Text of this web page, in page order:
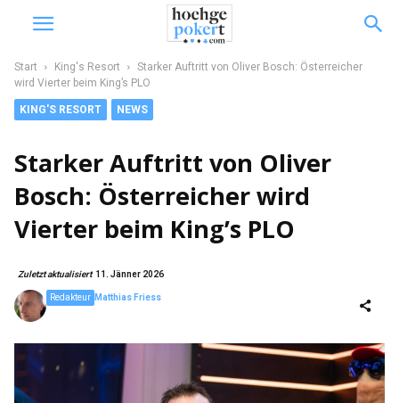
Start King's Resort
Starker Auftritt von Oliver Bosch: Österreicher
wird Vierter beim King’s PLO
KING'S RESORT NEWS
Starker Auftritt von Oliver
Bosch: Österreicher wird
Vierter beim King’s PLO
Zuletzt aktualisiert 11. Jänner 2026
Matthias Friess
Redakteur